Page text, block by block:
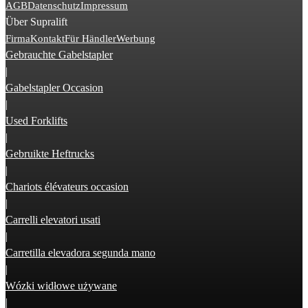
AGBDatenschutzImpressum
Über Supralift
FirmaKontaktFür HändlerWerbung
Gebrauchte Gabelstapler
|
Gabelstapler Occasion
|
Used Forklifts
|
Gebruikte Heftrucks
|
Chariots élévateurs occasion
|
Carrelli elevatori usati
|
Carretilla elevadora segunda mano
|
Wózki widłowe używane
|